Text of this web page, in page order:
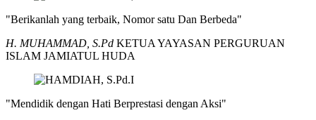
"Berikanlah yang terbaik, Nomor satu Dan Berbeda"
H. MUHAMMAD, S.Pd KETUA YAYASAN PERGURUAN
ISLAM JAMIATUL HUDA
"Mendidik dengan Hati Berprestasi dengan Aksi"